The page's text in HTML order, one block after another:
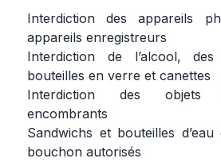
Interdiction des appareils
appareils enregistreurs
Interdiction de l’alcool,
bouteilles en verre et canettes
Interdiction des objets
encombrants
Sandwichs et bouteilles
bouchon autorisés